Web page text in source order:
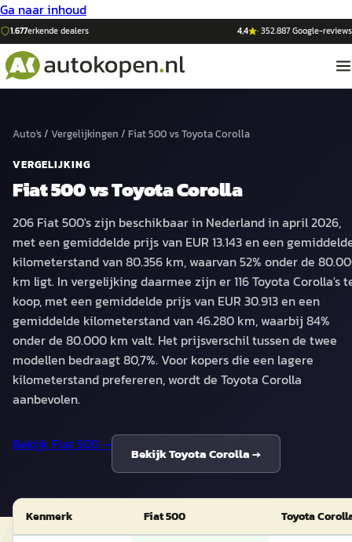
Ga naar inhoud
1.677erkende dealers 4,4 ·352.887Google-reviews
Auto's/ Vergelijkingen / Fiat 500vsToyota Corolla
VERGELIJKING
Fiat 500vsToyota Corolla
206 Fiat 500's zijn beschikbaar in Nederland in april 2026,
met een gemiddelde prijs van EUR 13.143 en een
kilometerstand van 80.356 km, waarvan 52% onder de
km ligt. In vergelijking daarmee zijn er 116 Toyota Corolla's
koop, met een gemiddelde prijs van EUR 30.913 en een
gemiddelde kilometerstand van 46.280 km, waarbij 84%
onder de 80.000 km valt. Het prijsverschil tussen de twee
modellen bedraagt 80,7%. Voor kopers die een lagere
kilometerstand prefereren, wordt de Toyota Corolla
aanbevolen.
Bekijk Fiat 500→
BekijkToyota Corolla→
Kenmerk Fiat 500 Toyota